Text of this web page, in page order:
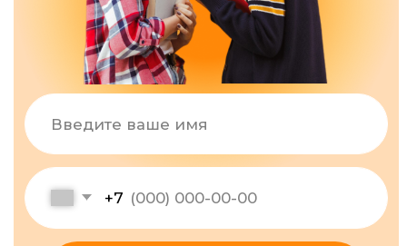
СКАЧИВАЙ НАШЕ
ПРИЛОЖЕНИЕ ИУЧИСЬ
ДИСТАНЦИОННО!
вождения в любое удобное
время.